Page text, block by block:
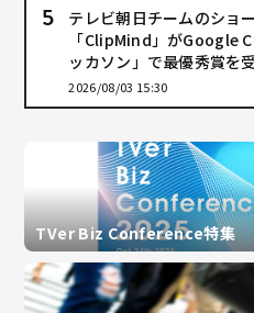
テレビ朝日チームのショ
「ClipMind」がGoogle
ッカソン」で最優秀賞を
2026/08/03 15:30
TVer Biz Conference特集